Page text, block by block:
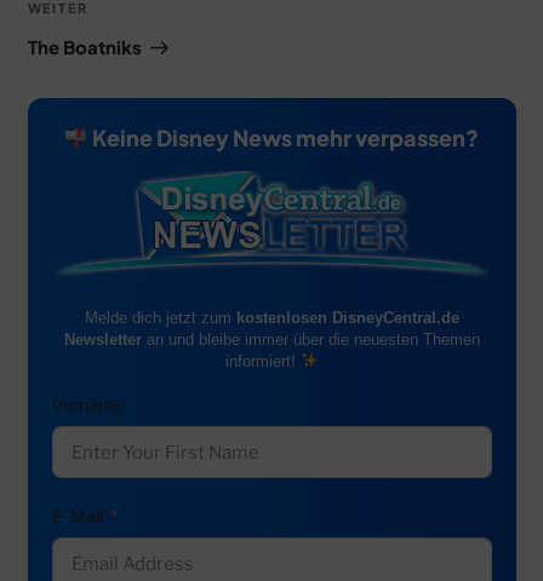
Nächster
Beitrag
WEITER
The Boatniks
Keine Disney News mehr verpassen?
Melde dich jetzt zum kostenlosen DisneyCentral.de
Newsletteran und bleibe immer über die neuesten Themen
informiert!
Vorname
E-Mail